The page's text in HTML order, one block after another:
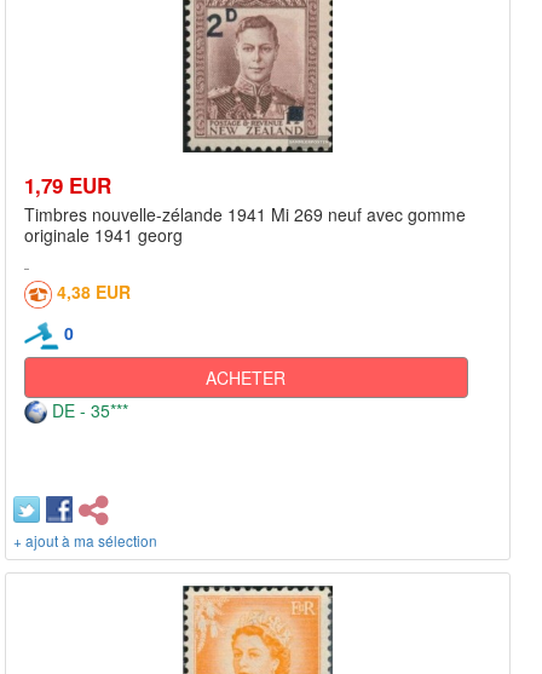
1,79 EUR
Timbres nouvelle-zélande 1941 Mi 269 neuf avec gomme
originale 1941 georg
4,38 EUR
0
ACHETER
DE - 35***
+ ajout à ma sélection